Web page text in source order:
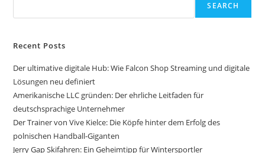
SEARCH
Recent Posts
Der ultimative digitale Hub: Wie Falcon Shop Streaming und digitale
Lösungen neu definiert
Amerikanische LLC gründen: Der ehrliche Leitfaden für
deutschsprachige Unternehmer
Der Trainer von Vive Kielce: Die Köpfe hinter dem Erfolg des
polnischen Handball-Giganten
Jerry Gap Skifahren: Ein Geheimtipp für Wintersportler